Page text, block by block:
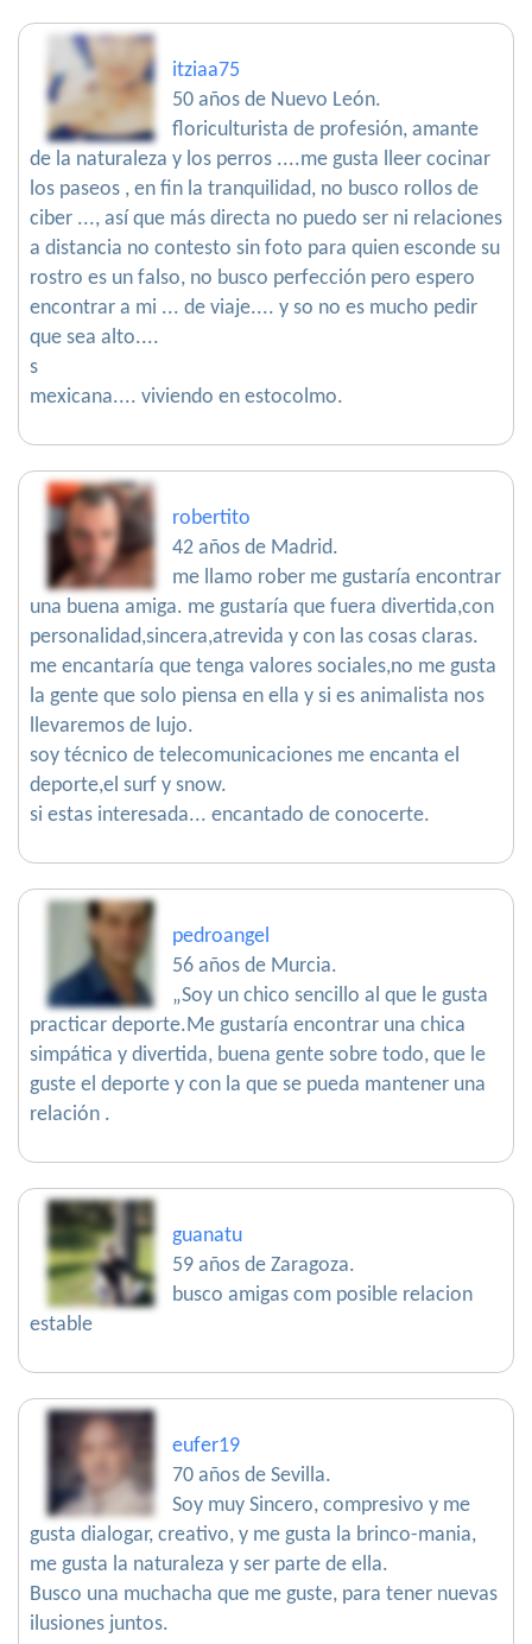
itziaa75
50 años de Nuevo León.
floriculturista de profesión, amante
de la naturaleza y los perros ....me gusta lleer cocinar
los paseos , en fin la tranquilidad, no busco rollos de
ciber ..., así que más directa no puedo ser ni relaciones
a distancia no contesto sin foto para quien esconde su
rostro es un falso, no busco perfección pero espero
encontrar a mi ... de viaje.... y so no es mucho pedir
que sea alto....
s
mexicana.... viviendo en estocolmo.
robertito
42 años de Madrid.
me llamo rober me gustaría encontrar
una buena amiga. me gustaría que fuera divertida,con
personalidad,sincera,atrevida y con las cosas claras.
me encantaría que tenga valores sociales,no me gusta
la gente que solo piensa en ella y si es animalista nos
llevaremos de lujo.
soy técnico de telecomunicaciones me encanta el
deporte,el surf y snow.
si estas interesada... encantado de conocerte.
pedroangel
56 años de Murcia.
„Soy un chico sencillo al que le gusta
practicar deporte.Me gustaría encontrar una chica
simpática y divertida, buena gente sobre todo, que le
guste el deporte y con la que se pueda mantener una
relación .
guanatu
59 años de Zaragoza.
busco amigas com posible relacion
estable
eufer19
70 años de Sevilla.
Soy muy Sincero, compresivo y me
gusta dialogar, creativo, y me gusta la brinco-mania,
me gusta la naturaleza y ser parte de ella.
Busco una muchacha que me guste, para tener nuevas
ilusiones juntos.